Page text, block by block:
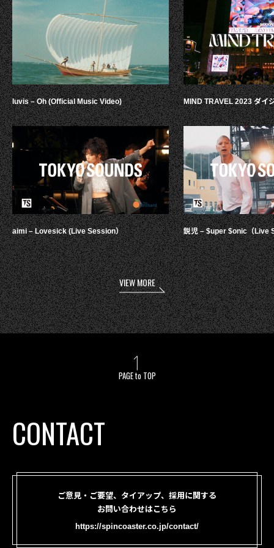
luvis – Oh (Official Music Video)
aimi – Lovesick (Live Session）
MIND TRAVEL 2023 ダイ
鋭児 – $uper $onic（Live
VIEW MORE
PAGE to TOP
CONTACT
ご意見・ご要望、タイアップ、採用に関する
お問い合わせはこちら
https://spincoaster.co.jp/contact/